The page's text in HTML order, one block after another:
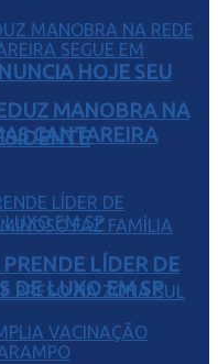
HOJE SEU
MANOBRA NA
CANTAREIRA
LÍDER DE
DE LUXO EM SP